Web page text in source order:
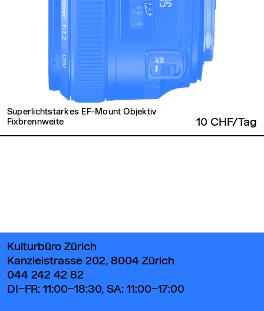
Superlichtstarkes EF-Mount Objektiv
Fixbrennweite
10 CHF/Tag
Kulturbüro Zürich
Kanzleistrasse 202, 8004 Zürich
044 242 42 82
DI–FR: 11:00–18:30, SA: 11:00–17:00